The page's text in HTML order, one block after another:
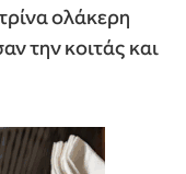
ολάκερη
την κοιτάς και